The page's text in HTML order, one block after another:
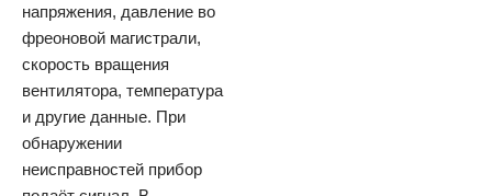
напряжения, давление во
фреоновой магистрали,
скорость вращения
вентилятора, температура
и другие данные. При
обнаружении
неисправностей прибор